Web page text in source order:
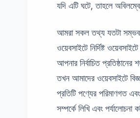
যদি এটি ঘটে, তাহলে
আমরা সকল তথ্য যতটা সম্ভব
ওয়েবসাইটে নির্দিষ্ট
আপনার নির্বাচিত
তখন আমাদের ওয়েবসাইটে
প্রতিটি পণ্যের পরিমাণগত
সম্পর্কে লিখি এবং